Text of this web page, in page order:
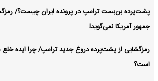
پشت‌پرده بن‌بست ترامپ در پرونده ایران چیست؟/
جمهور آمریکا نمی‌گوید!
رمزگشایی از پشت‌پرده دروغ جدید ترامپ/ چرا ایده
است؟